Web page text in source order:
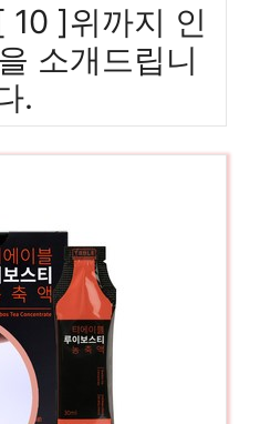
]위까지 인
소개드립니
.